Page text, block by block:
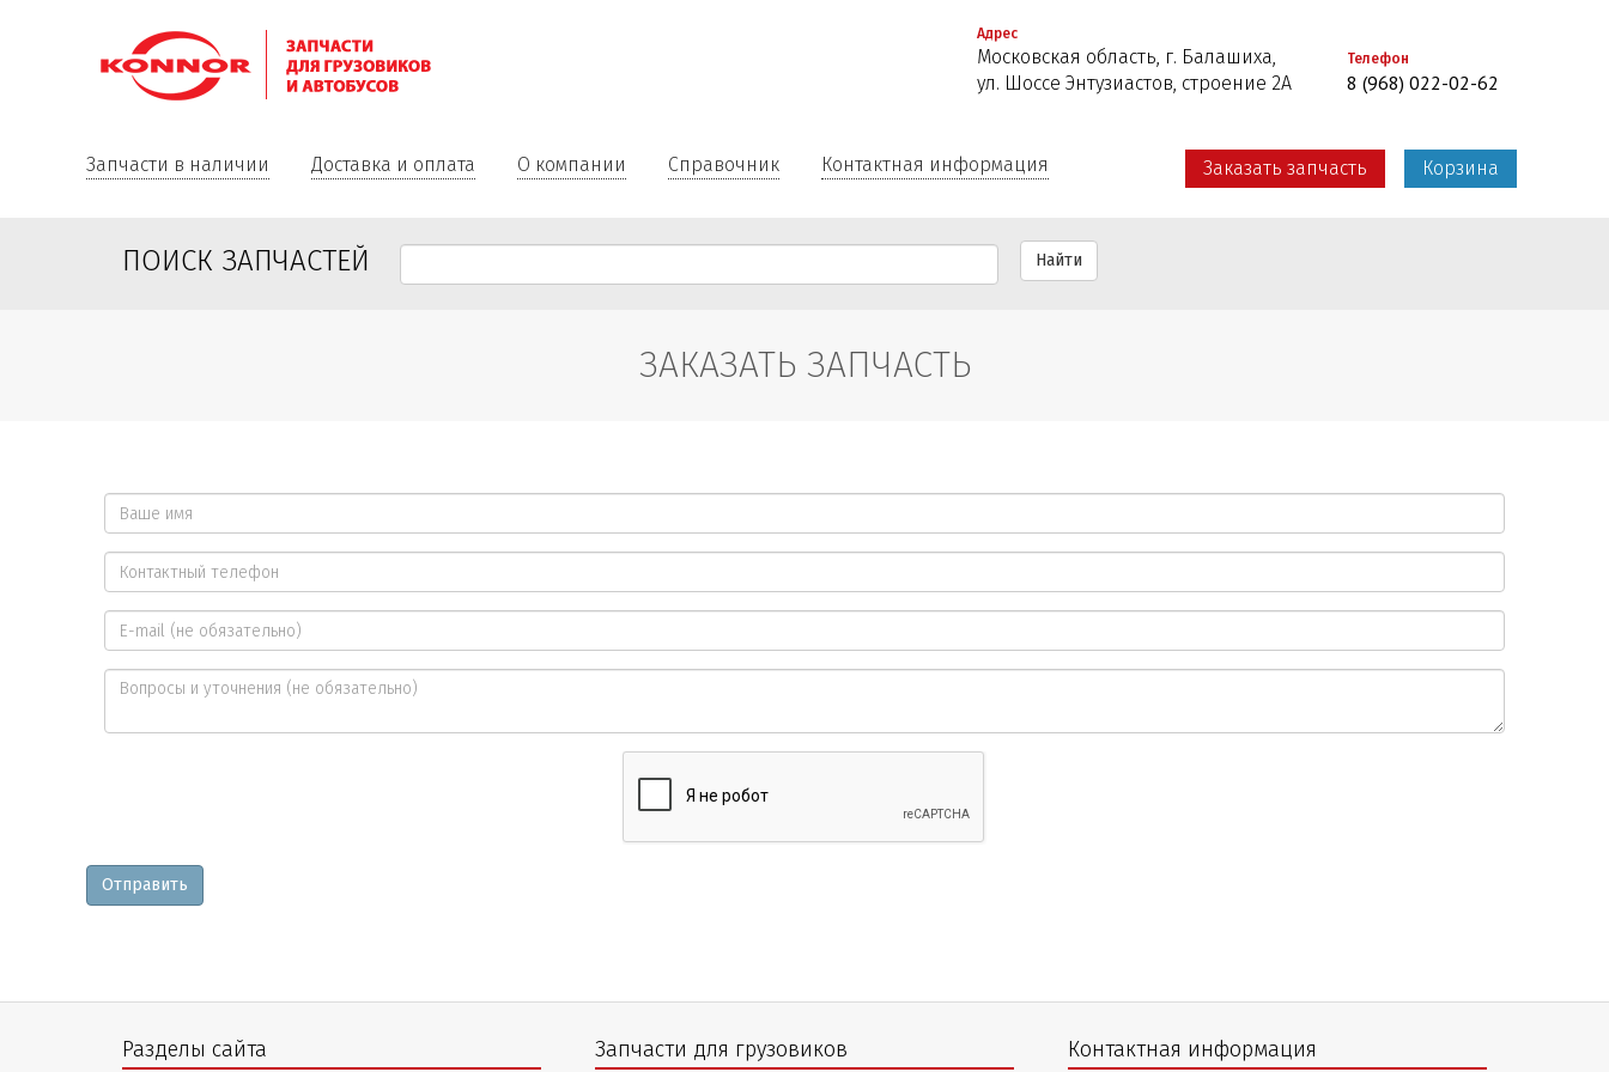
Адрес
Московская область, г. Балашиха,
ул. Шоссе Энтузиастов, строение 2А
Телефон
8 (968) 022-02-62
Запчасти в наличии Доставка и оплата О компании Справочник Контактная информация Заказать запчасть Корзина
ПОИСК ЗАПЧАСТЕЙ Найти
ЗАКАЗАТЬ ЗАПЧАСТЬ
Ваше
имя
*
Контактный
телефон
*
E-
mail
Отправить
Разделы сайта Запчасти для грузовиков Контактная информация